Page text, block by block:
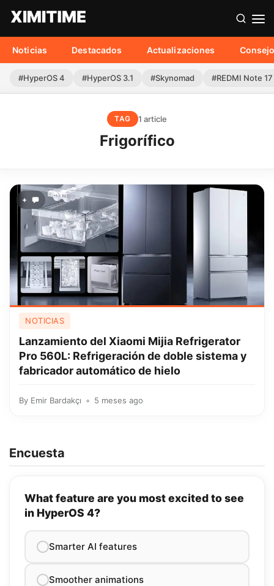
Noticias Destacados Actualizaciones
#HyperOS 4 #HyperOS 3.1 #Skynomad #REDMI Note
TAG 1 article
Frigorífico
+
NOTICIAS
Lanzamiento del Xiaomi Mijia Refrigerator
Pro 560L: Refrigeración de doble sistema y
fabricador automático de hielo
By Emir Bardakçı 5 meses ago
Encuesta
What feature are you most excited to see
in HyperOS 4?
Smarter AI features
Smoother animations